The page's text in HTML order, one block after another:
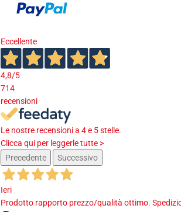
Eccellente
4,8/5
714
recensioni
Le nostre recensioni a 4 e 5 stelle.
Clicca qui per leggerle tutte >
Precedente
Successivo
Ieri
Prodotto rapporto prezzo/qualità ottimo.